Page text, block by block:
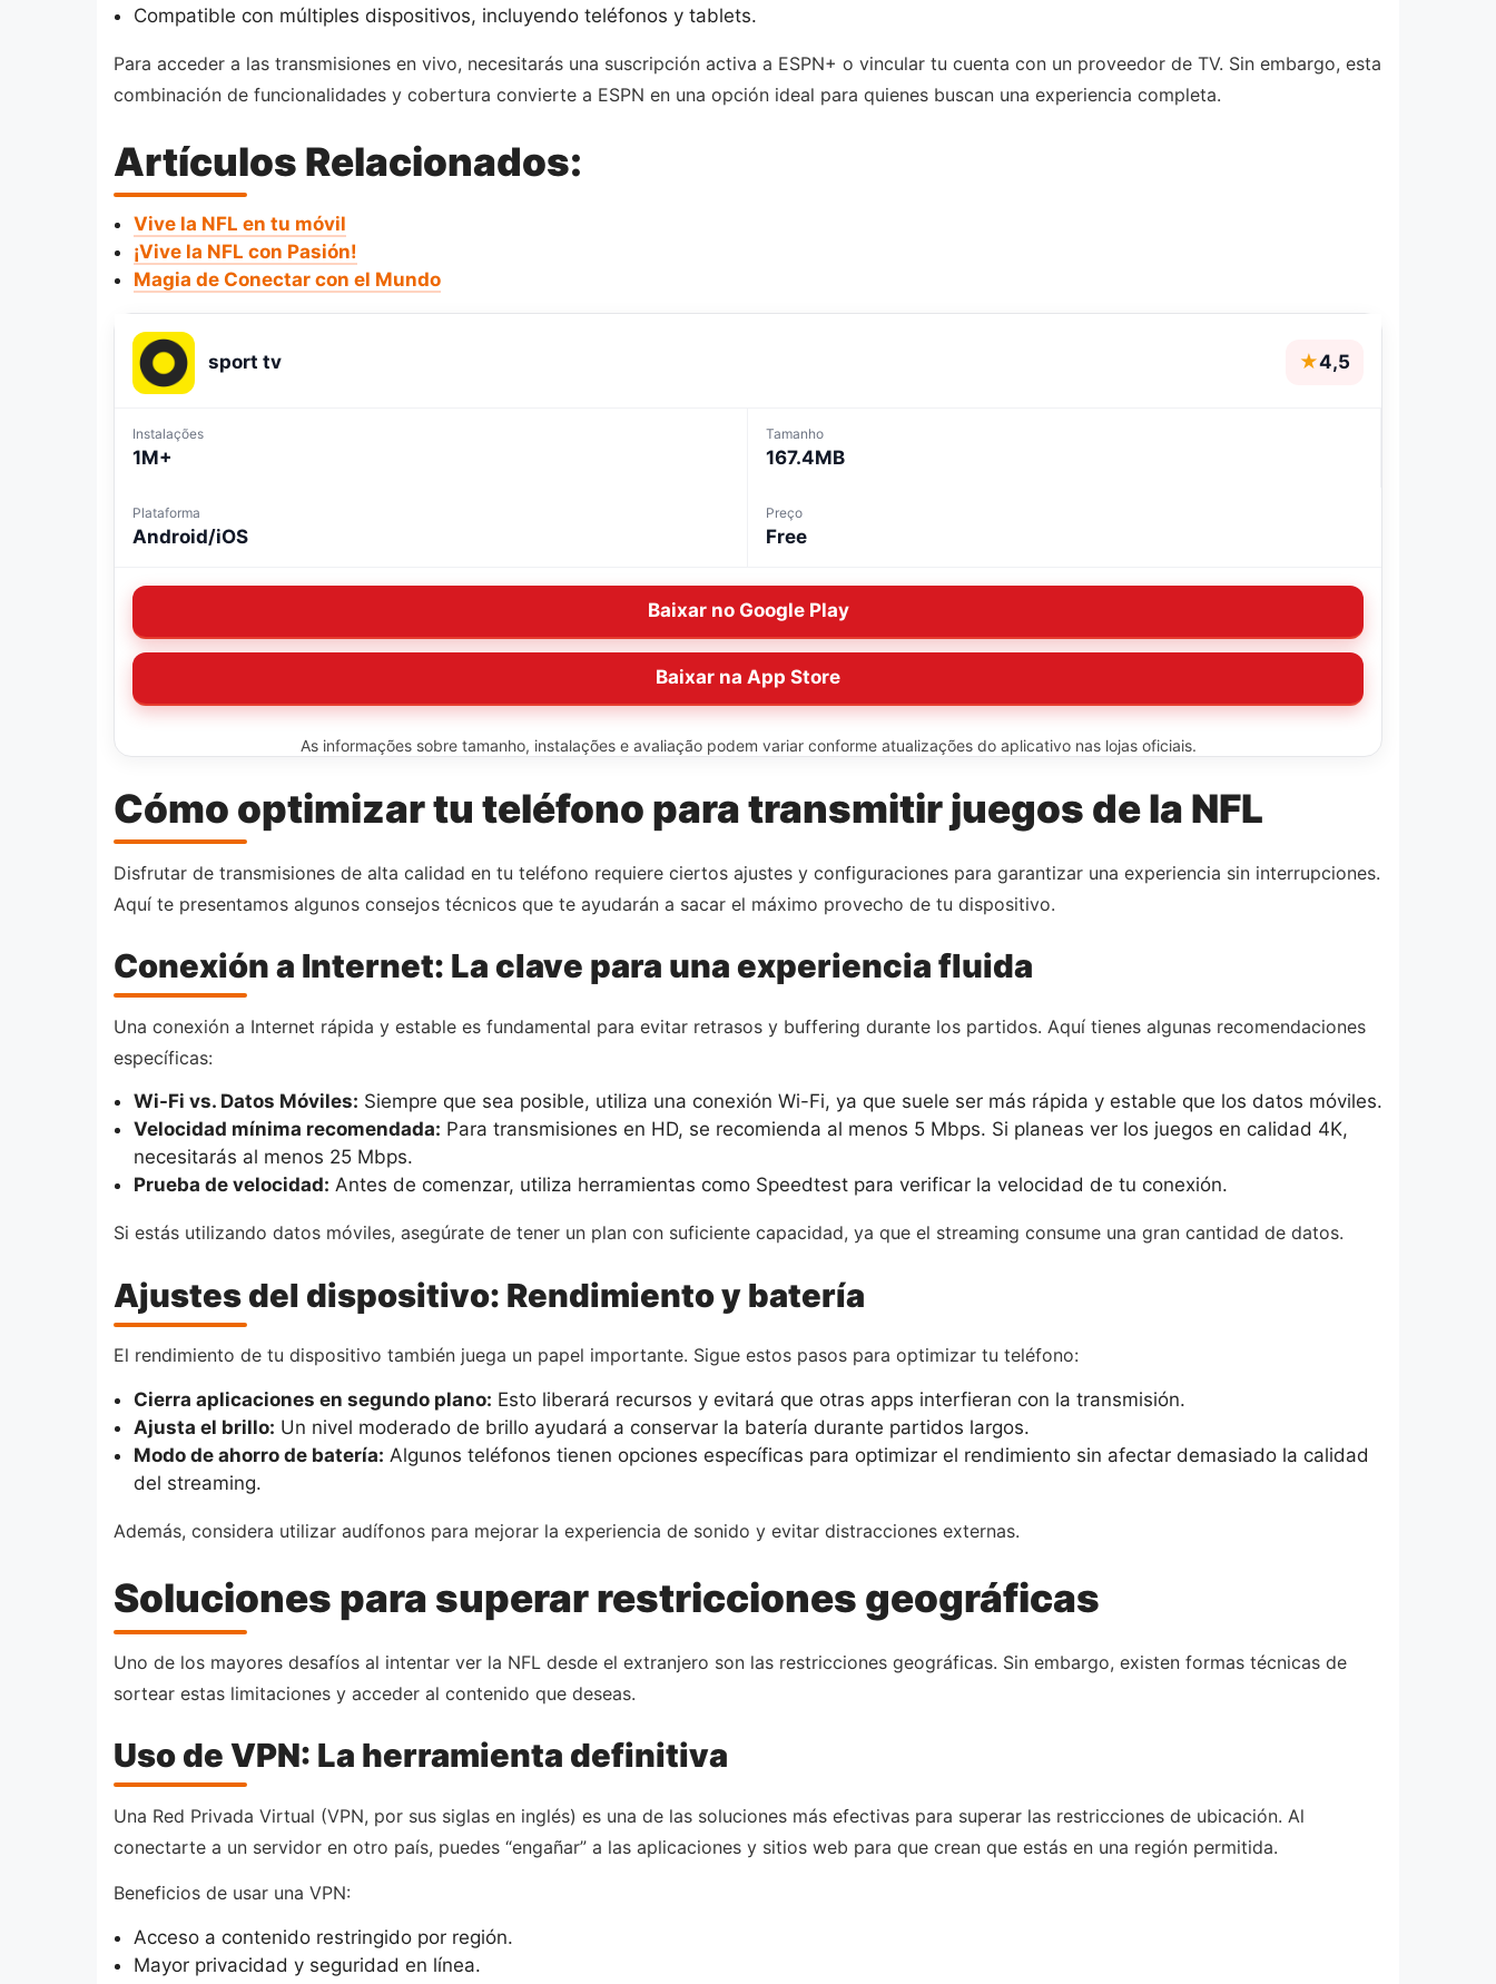
Compatible con múltiples dispositivos, incluyendo teléfonos y tablets.
Para acceder a las transmisiones en vivo, necesitarás una suscripción activa a ESPN+ o vincular tu cuenta con un proveedor de TV. Sin embargo, esta
combinación de funcionalidades y cobertura convierte a ESPN en una opción ideal para quienes buscan una experiencia completa.
Artículos Relacionados:
Vive la NFL en tu móvil
¡Vive la NFL con Pasión!
Magia de Conectar con el Mundo
sport tv ★4,5
Instalações
1M+
Tamanho
167.4MB
Plataforma
Android/iOS
Preço
Free
Baixar no Google Play
Baixar na App Store
As informações sobre tamanho, instalações e avaliação podem variar conforme atualizações do aplicativo nas lojas oficiais.
Cómo optimizar tu teléfono para transmitir juegos de la NFL
Disfrutar de transmisiones de alta calidad en tu teléfono requiere ciertos ajustes y configuraciones para garantizar una experiencia sin interrupciones.
Aquí te presentamos algunos consejos técnicos que te ayudarán a sacar el máximo provecho de tu dispositivo.
Conexión a Internet: La clave para una experiencia fluida
Una conexión a Internet rápida y estable es fundamental para evitar retrasos y buffering durante los partidos. Aquí tienes algunas recomendaciones
específicas:
Wi-Fi vs. Datos Móviles: Siempre que sea posible, utiliza una conexión Wi-Fi, ya que suele ser más rápida y estable que los datos móviles.
Velocidad mínima recomendada: Para transmisiones en HD, se recomienda al menos 5 Mbps. Si planeas ver los juegos en calidad 4K,
necesitarás al menos 25 Mbps.
Prueba de velocidad: Antes de comenzar, utiliza herramientas como Speedtest para verificar la velocidad de tu conexión.
Si estás utilizando datos móviles, asegúrate de tener un plan con suficiente capacidad, ya que el streaming consume una gran cantidad de datos.
Ajustes del dispositivo: Rendimiento y batería
El rendimiento de tu dispositivo también juega un papel importante. Sigue estos pasos para optimizar tu teléfono:
Cierra aplicaciones en segundo plano: Esto liberará recursos y evitará que otras apps interfieran con la transmisión.
Ajusta el brillo: Un nivel moderado de brillo ayudará a conservar la batería durante partidos largos.
Modo de ahorro de batería: Algunos teléfonos tienen opciones específicas para optimizar el rendimiento sin afectar demasiado la calidad
del streaming.
Además, considera utilizar audífonos para mejorar la experiencia de sonido y evitar distracciones externas.
Soluciones para superar restricciones geográficas
Uno de los mayores desafíos al intentar ver la NFL desde el extranjero son las restricciones geográficas. Sin embargo, existen formas técnicas de
sortear estas limitaciones y acceder al contenido que deseas.
Uso de VPN: La herramienta definitiva
Una Red Privada Virtual (VPN, por sus siglas en inglés) es una de las soluciones más efectivas para superar las restricciones de ubicación. Al
conectarte a un servidor en otro país, puedes “engañar” a las aplicaciones y sitios web para que crean que estás en una región permitida.
Beneficios de usar una VPN:
Acceso a contenido restringido por región.
Mayor privacidad y seguridad en línea.